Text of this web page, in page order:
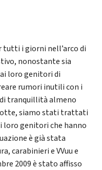
i giorni nell’arco di
nonostante sia
loro genitori di
rumori inutili con i
tranquillità almeno
siamo stati trattati
loro genitori che hanno
è già stata
carabinieri e VVuu e
2009 è stato affisso